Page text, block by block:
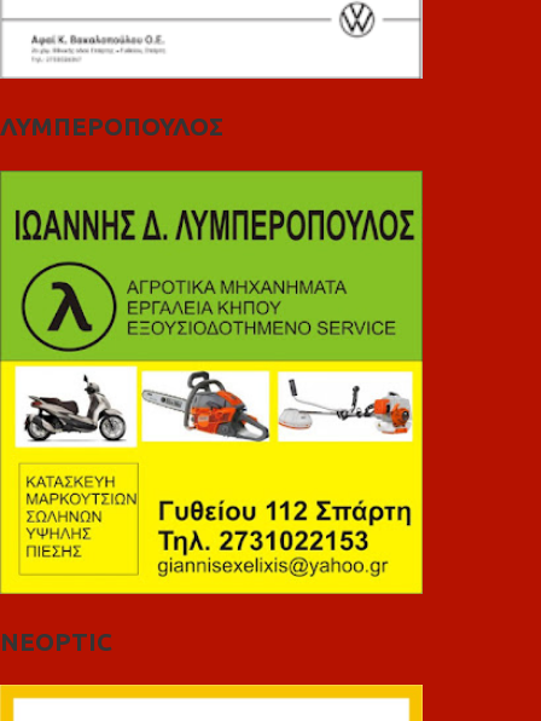
ΛΥΜΠΕΡΟΠΟΥΛΟΣ
NEOPTIC